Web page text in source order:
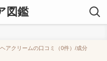
図鑑
アクリームの口コミ（0件）/成分